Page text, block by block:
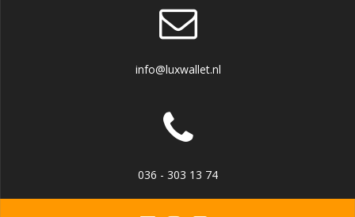
info@luxwallet.nl
036 - 303 13 74